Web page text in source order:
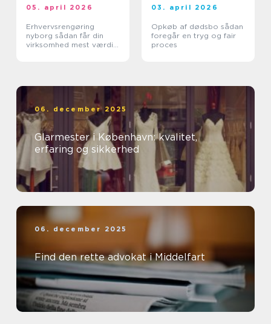
05. april 2026
Erhvervsrengøring
nyborg sådan får din
virksomhed mest værdi
03. april 2026
Opkøb af dødsbo sådan
foregår en tryg og fair
proces
06. december 2025
Glarmester i København: kvalitet,
erfaring og sikkerhed
06. december 2025
Find den rette advokat i Middelfart